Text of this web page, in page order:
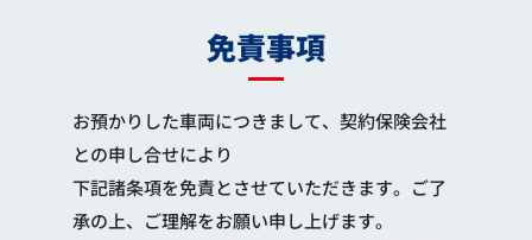
免責事項
お預かりした車両につきまして、契約保険会社
との申し合せにより
下記諸条項を免責とさせていただきます。ご了
承の上、ご理解をお願い申し上げます。